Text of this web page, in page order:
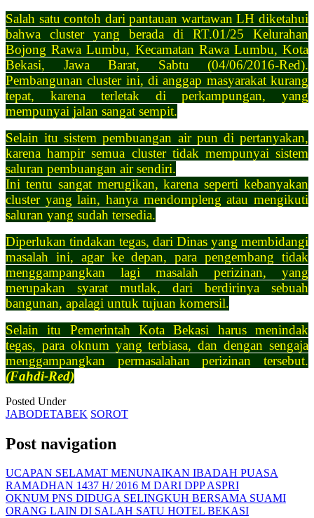
Salah satu contoh dari pantauan wartawan LH diketahui
bahwa cluster yang berada di RT.01/25 Kelurahan
Bojong Rawa Lumbu, Kecamatan Rawa Lumbu, Kota
Bekasi, Jawa Barat, Sabtu (04/06/2016-Red).
Pembangunan cluster ini, di anggap masyarakat kurang
tepat, karena terletak di perkampungan, yang
mempunyai jalan sangat sempit.
Selain itu sistem pembuangan air pun di pertanyakan,
karena hampir semua cluster tidak mempunyai sistem
saluran pembuangan air sendiri.
Ini tentu sangat merugikan, karena seperti kebanyakan
cluster yang lain, hanya mendompleng atau mengikuti
saluran yang sudah tersedia.
Diperlukan tindakan tegas, dari Dinas yang membidangi
masalah ini, agar ke depan, para pengembang tidak
menggampangkan lagi masalah perizinan, yang
merupakan syarat mutlak, dari berdirinya sebuah
bangunan, apalagi untuk tujuan komersil.
Selain itu Pemerintah Kota Bekasi harus menindak
tegas, para oknum yang terbiasa, dan dengan sengaja
menggampangkan permasalahan perizinan tersebut.
(Fahdi-Red)
Posted Under
JABODETABEK SOROT
Post navigation
UCAPAN SELAMAT MENUNAIKAN IBADAH PUASA
RAMADHAN 1437 H/ 2016 M DARI DPP ASPRI
OKNUM PNS DIDUGA SELINGKUH BERSAMA SUAMI
ORANG LAIN DI SALAH SATU HOTEL BEKASI